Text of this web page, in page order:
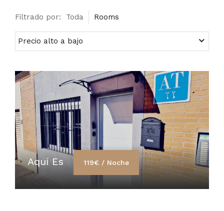
Filtrado por: Toda Rooms
Aquí Es 119€ / Noche